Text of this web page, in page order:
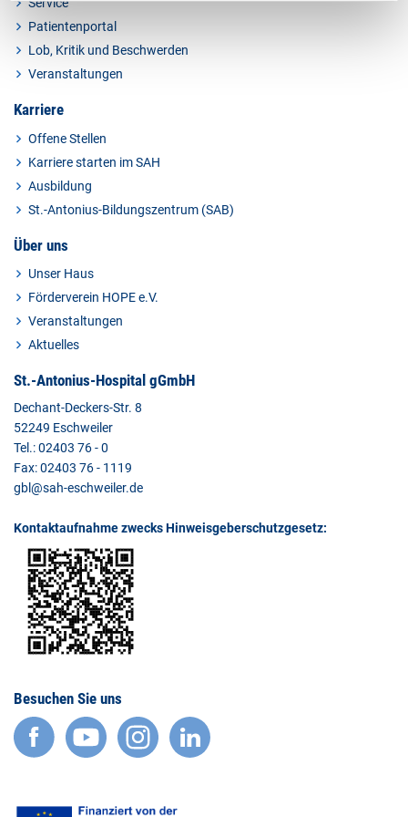
Service
Patientenportal
Lob, Kritik und Beschwerden
Veranstaltungen
Karriere
Offene Stellen
Karriere starten im SAH
Ausbildung
St.-Antonius-Bildungszentrum (SAB)
Über uns
Unser Haus
Förderverein HOPE e.V.
Veranstaltungen
Aktuelles
St.-Antonius-Hospital gGmbH
Dechant-Deckers-Str. 8
52249 Eschweiler
Tel.: 02403 76 - 0
Fax: 02403 76 - 1119
gbl@sah-eschweiler.de
Kontaktaufnahme zwecks Hinweisgeberschutzgesetz:
Besuchen Sie uns
facebook
YouTube
Instagram